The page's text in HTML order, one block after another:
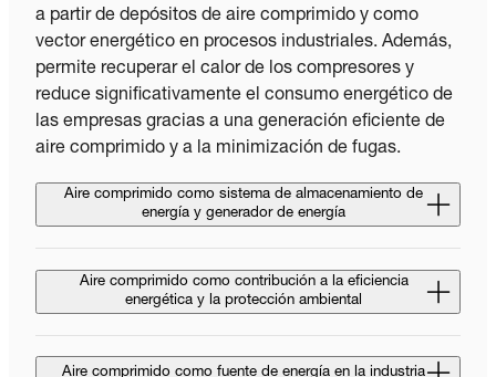
a partir de depósitos de aire comprimido y como
vector energético en procesos industriales. Además,
permite recuperar el calor de los compresores y
reduce significativamente el consumo energético de
las empresas gracias a una generación eficiente de
aire comprimido y a la minimización de fugas.
Aire comprimido como sistema de almacenamiento de
energía y generador de energía
Aire comprimido como contribución a la eficiencia
energética y la protección ambiental
Aire comprimido como fuente de energía en la industria